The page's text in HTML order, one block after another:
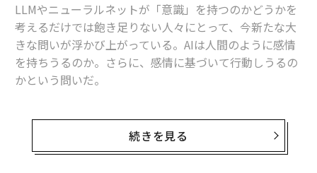
LLMやニューラルネットが「意識」を持つのかどうかを
考えるだけでは飽き足りない人々にとって、今新たな大
きな問いが浮かび上がっている。AIは人間のように感情
を持ちうるのか。さらに、感情に基づいて行動しうるの
かという問いだ。
況を見たなら、AIという存在を語るときに人間と同じ人
称代名詞（彼・彼女など）まで使うことがあるほど、議
続きを見る